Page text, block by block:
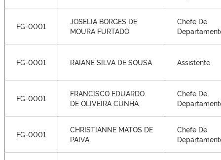
FG-0001
JOSELIA BORGES DE
MOURA FURTADO
Chefe De
FG-0001 RAIANE SILVA DE SOUSA Assistente
FG-0001
FRANCISCO EDUARDO
DE OLIVEIRA CUNHA
Chefe De
FG-0001
CHRISTIANNE MATOS DE
PAIVA
Chefe De